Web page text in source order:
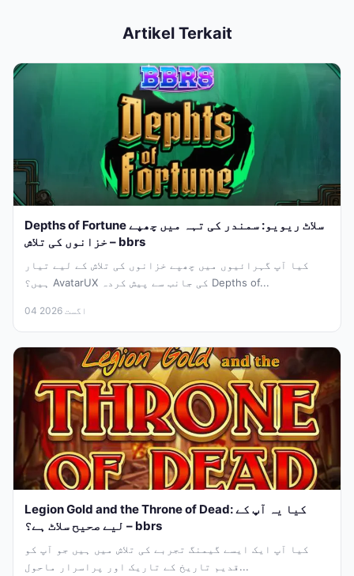
Artikel Terkait
Depths of Fortune سلاٹ ریویو: سمندر کی تہہ میں چھپے
خزانوں کی تلاش – bbrs
کیا آپ گہرائیوں میں چھپے خزانوں کی تلاش کے لیے تیار
ہیں؟ AvatarUX کی جانب سے پیش کردہ Depths of...
04 اگست 2026
Legion Gold and the Throne of Dead: کیا یہ آپ کے
لیے صحیح سلاٹ ہے؟ – bbrs
کیا آپ ایک ایسے گیمنگ تجربے کی تلاش میں ہیں جو آپ کو
قدیم تاریخ کے تاریک اور پراسرار ماحول...